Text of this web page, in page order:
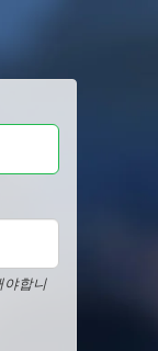
야합니